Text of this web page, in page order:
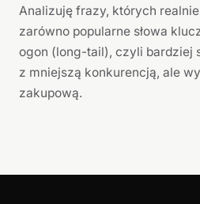
Analizuję frazy, których
zarówno popularne słowa
ogon (long-tail), czyli bardziej
z mniejszą konkurencją, ale
zakupową.